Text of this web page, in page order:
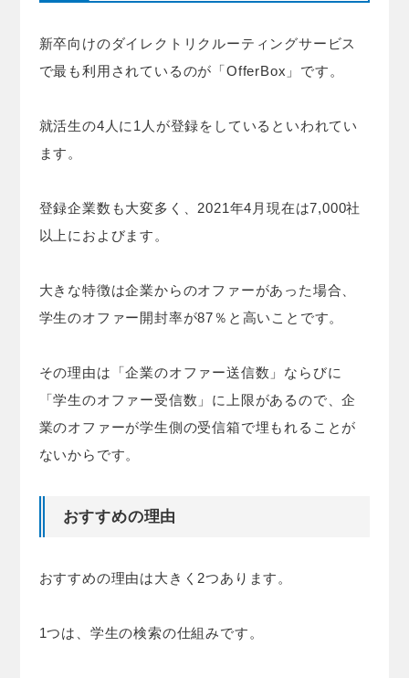
新卒向けのダイレクトリクルーティングサービス
で最も利用されているのが「OfferBox」です。
就活生の4人に1人が登録をしているといわれてい
ます。
登録企業数も大変多く、2021年4月現在は7,000社
以上におよびます。
大きな特徴は企業からのオファーがあった場合、
学生のオファー開封率が87％と高いことです。
その理由は「企業のオファー送信数」ならびに
「学生のオファー受信数」に上限があるので、企
業のオファーが学生側の受信箱で埋もれることが
ないからです。
おすすめの理由
おすすめの理由は大きく2つあります。
1つは、学生の検索の仕組みです。